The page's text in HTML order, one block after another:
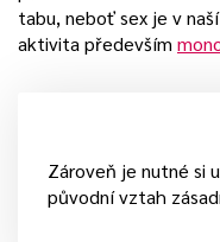
tabu, neboť sex je v
aktivita především
Zároveň je nutné si
původní vztah